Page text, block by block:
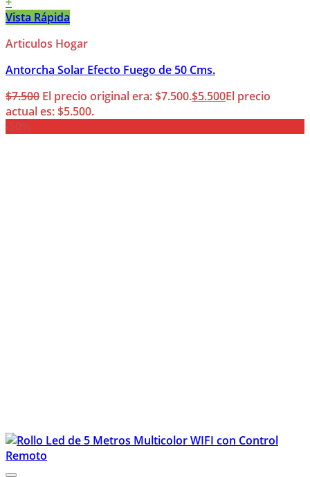
Vista Rápida
Articulos Hogar
Antorcha Solar Efecto Fuego de 50 Cms.
$7.500 El precio original era: $7.500.$5.500El precio
actual es: $5.500.